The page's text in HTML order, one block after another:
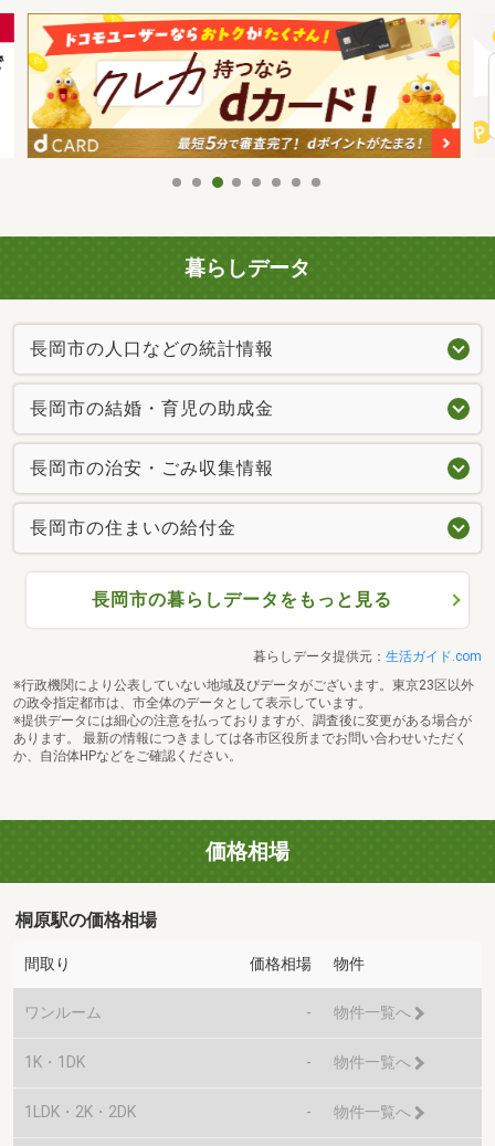
暮らしデータ
長岡市の人口などの統計情報
長岡市の結婚・育児の助成金
長岡市の治安・ごみ収集情報
長岡市の住まいの給付金
長岡市の暮らしデータをもっと見る
暮らしデータ提供元： 生活ガイド.com
※行政機関により公表していない地域及びデータがございます。東京23区以外
の政令指定都市は、市全体のデータとして表示しています。
※提供データには細心の注意を払っておりますが、調査後に変更がある場合が
あります。 最新の情報につきましては各市区役所までお問い合わせいただく
か、自治体HPなどをご確認ください。
価格相場
桐原駅の価格相場
間取り 価格相場 物件
ワンルーム - 物件一覧へ
1K・1DK - 物件一覧へ
1LDK・2K・2DK - 物件一覧へ